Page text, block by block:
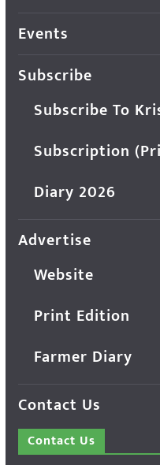
Events
Subscribe
Subscribe To
Subscription
Diary 2026
Advertise
Website
Print Edition
Farmer Diary
Contact Us
Contact Us